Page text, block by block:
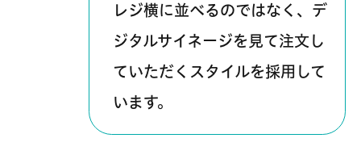
レジ横に並べるのではなく、デ
ジタルサイネージを見て注文し
ていただくスタイルを採用して
います。